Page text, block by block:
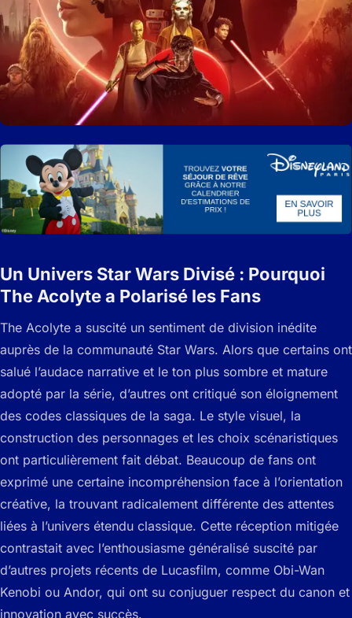
Un Univers Star Wars Divisé : Pourquoi
The Acolyte a Polarisé les Fans
The Acolyte a suscité un sentiment de division inédite
auprès de la communauté Star Wars. Alors que certains ont
salué l’audace narrative et le ton plus sombre et mature
adopté par la série, d’autres ont critiqué son éloignement
des codes classiques de la saga. Le style visuel, la
construction des personnages et les choix scénaristiques
ont particulièrement fait débat. Beaucoup de fans ont
exprimé une certaine incompréhension face à l’orientation
créative, la trouvant radicalement différente des attentes
liées à l’univers étendu classique. Cette réception mitigée
contrastait avec l’enthousiasme généralisé suscité par
d’autres projets récents de Lucasfilm, comme Obi-Wan
Kenobi ou Andor, qui ont su conjuguer respect du canon et
innovation avec succès.